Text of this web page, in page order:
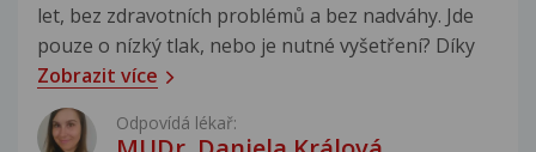
let, bez zdravotních problémů a bez nadváhy. Jde
pouze o nízký tlak, nebo je nutné vyšetření? Díky
Zobrazit více
Odpovídá lékař: